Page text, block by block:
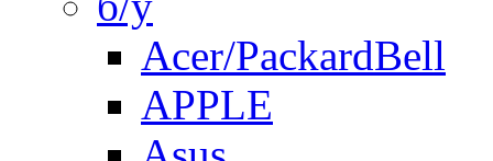
Acer/PackardBell
APPLE